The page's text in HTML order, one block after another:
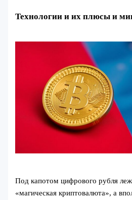
Технологии и их плюсы и
Под капотом цифрового рубля
«магическая криптовалюта», а